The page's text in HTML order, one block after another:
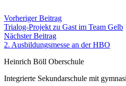
Vorheriger Beitrag
Trialog-Projekt zu Gast im Team Gelb
Nächster Beitrag
2. Ausbildungsmesse an der HBO
Heinrich Böll Oberschule
Integrierte Sekundarschule mit